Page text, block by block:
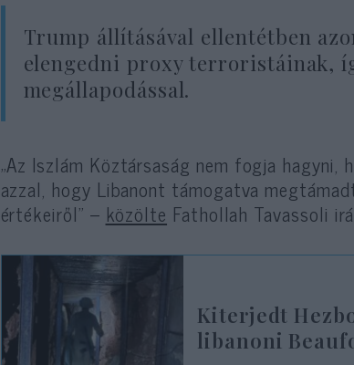
Trump állításával ellentétben
elengedni proxy terroristáinak,
megállapodással.
„Az Iszlám Köztársaság nem fogja hagyni,
azzal, hogy Libanont támogatva
értékeiről” – közölte Fathollah Tavassoli
Kiterjedt
libanoni